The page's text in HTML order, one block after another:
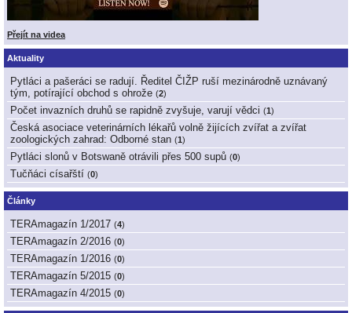
Přejít na videa
Aktuality
Pytláci a pašeráci se radují. Ředitel ČIŽP ruší mezinárodně uznávaný
tým, potírající obchod s ohrože (2)
Počet invazních druhů se rapidně zvyšuje, varují vědci (1)
Česká asociace veterinárních lékařů volně žijících zvířat a zvířat
zoologických zahrad: Odborné stan (1)
Pytláci slonů v Botswaně otrávili přes 500 supů (0)
Tučňáci císařští (0)
Články
TERAmagazín 1/2017 (4)
TERAmagazín 2/2016 (0)
TERAmagazín 1/2016 (0)
TERAmagazín 5/2015 (0)
TERAmagazín 4/2015 (0)